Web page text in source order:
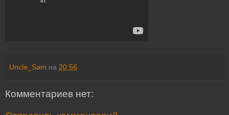
Uncle_Sam на 20:56
Комментариев нет: